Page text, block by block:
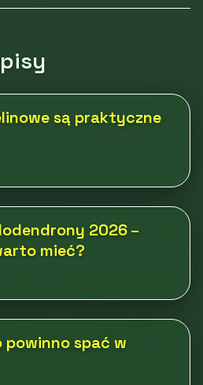
są praktyczne
2026 –
mieć?
powinno spać w